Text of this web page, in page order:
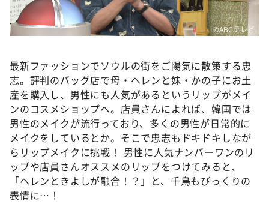
©ABCテレビ
最新ファッションでソウルの街をご陽気に散策する忠
志。評判のバッグ店で母・ヘレンと妹・かの子にお土
産を購入し、男性にも人気があるというリップがメイ
ンのコスメショップへ。店員さんによれば、韓国では
男性のメイクが流行っており、多くの男性が日常的に
メイクをしているとか。そこで忠志もドキドキしなが
らリップメイクに挑戦！ 男性に人気ナンバーワンのリ
ップや店員さんオススメのリップをつけてみると、
「ヘレンときよしが融合！？」と、千鳥もびっくりの
表情に…！